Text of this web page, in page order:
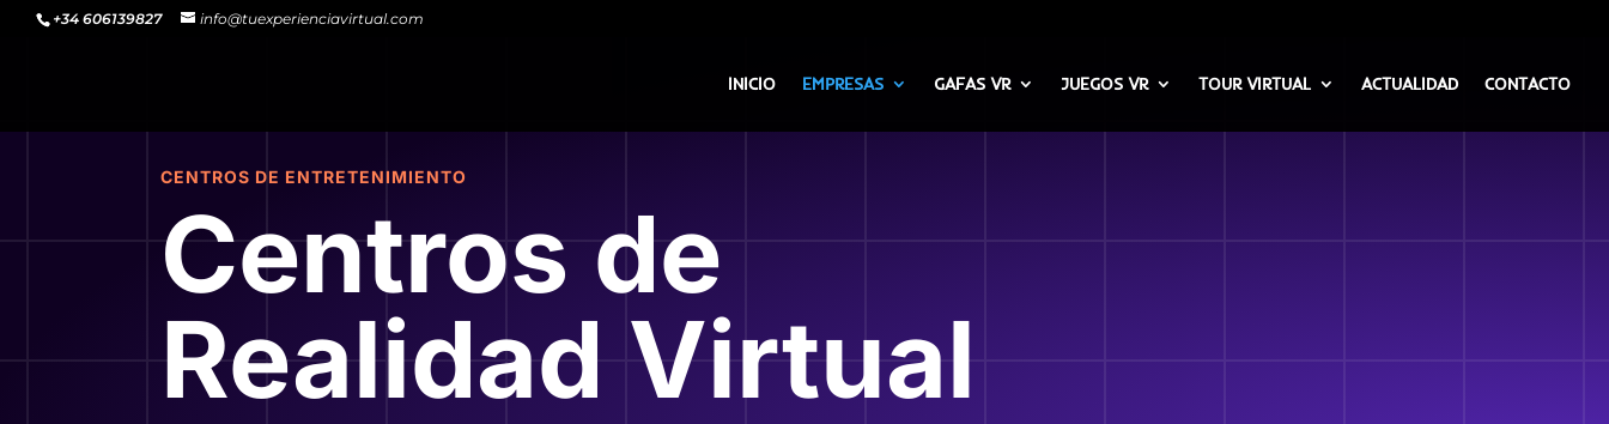
+34 606139827 info@tuexperienciavirtual.com
INICIO EMPRESAS GAFAS VR JUEGOS VR TOUR VIRTUAL ACTUALIDAD CONTACTO
CENTROS DE ENTRETENIMIENTO
Centros de
Realidad Virtual